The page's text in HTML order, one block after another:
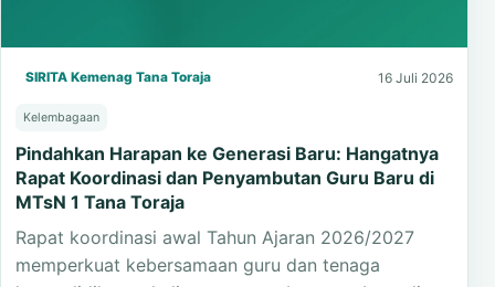
SIRITA Kemenag Tana Toraja 16 Juli 2026
Kelembagaan
Pindahkan Harapan ke Generasi Baru: Hangatnya
Rapat Koordinasi dan Penyambutan Guru Baru di
MTsN 1 Tana Toraja